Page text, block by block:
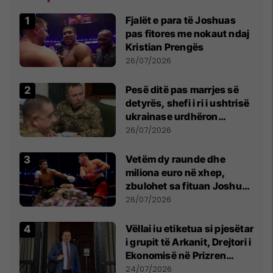
Fjalët e para të Joshuas
pas fitores me nokaut ndaj
Kristian Prengës
26/07/2026
Pesë ditë pas marrjes së
detyrës, shefi i ri i ushtrisë
ukrainase urdhëron
kontroll të madh
26/07/2026
Vetëm dy raunde dhe
miliona euro në xhep,
zbulohet sa fituan Joshua
e Prenga
26/07/2026
Vëllai iu etiketua si pjesëtar
i grupit të Arkanit, Drejtori i
Ekonomisë në Prizren
mohon pretendimet
24/07/2026